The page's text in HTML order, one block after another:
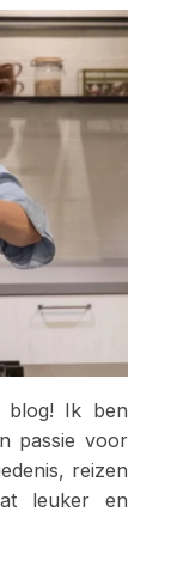
blog! Ik ben
passie voor
reizen
leuker en